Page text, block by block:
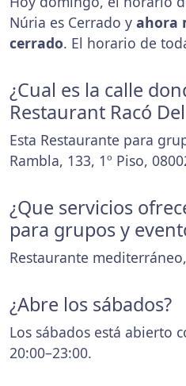
Núria es Cerrado y ahora
cerrado. El horario de
¿Cual es la calle
Restaurant Racó
Esta Restaurante para
Rambla, 133, 1º Piso,
¿Que servicios
para grupos y
Restaurante
¿Abre los sábados?
Los sábados está abierto
20:00–23:00.